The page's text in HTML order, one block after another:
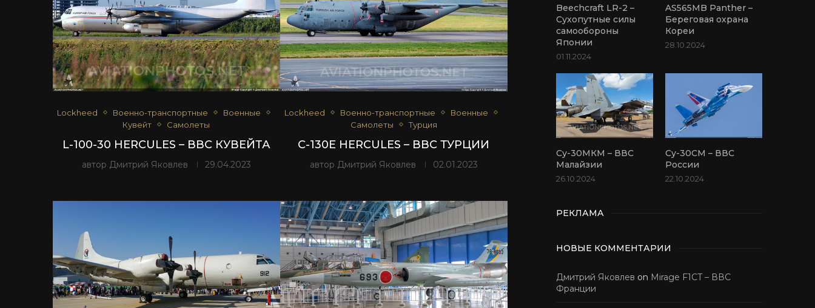
Lockheed Военно-транспортные
Военные
Кувейт
Самолеты
L-100-30 HERCULES – ВВС КУВЕЙТА
автор Дмитрий Яковлев 29.04.2023
Lockheed Военно-транспортные
Военные
Самолеты
Турция
C-130E HERCULES – ВВС ТУРЦИИ
автор Дмитрий Яковлев 02.01.2023
Beechcraft LR-2 –
Сухопутные силы
самообороны
Японии
01.11.2024
AS565MB Panther –
Береговая охрана
Кореи
28.10.2024
Су-30МКМ – ВВС
Малайзии
26.10.2024
Су-30СМ – ВВС
России
22.10.2024
РЕКЛАМА
НОВЫЕ КОММЕНТАРИИ
Дмитрий Яковлев on Mirage F1CT – ВВС
Франции